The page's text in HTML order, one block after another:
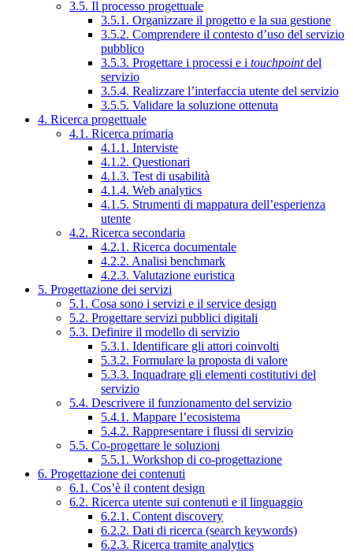
3.5. Il processo progettuale
3.5.1. Organizzare il progetto e la sua gestione
3.5.2. Comprendere il contesto d’uso del servizio
pubblico
3.5.3. Progettare i processi e i touchpointdel
servizio
3.5.4. Realizzare l’interfaccia utente del servizio
3.5.5. Validare la soluzione ottenuta
4. Ricerca progettuale
4.1. Ricerca primaria
4.1.1. Interviste
4.1.2. Questionari
4.1.3. Test di usabilità
4.1.4. Web analytics
4.1.5. Strumenti di mappatura dell’esperienza
utente
4.2. Ricerca secondaria
4.2.1. Ricerca documentale
4.2.2. Analisi benchmark
4.2.3. Valutazione euristica
5. Progettazione dei servizi
5.1. Cosa sono i servizi e il service design
5.2. Progettare servizi pubblici digitali
5.3. Definire il modello di servizio
5.3.1. Identificare gli attori coinvolti
5.3.2. Formulare la proposta di valore
5.3.3. Inquadrare gli elementi costitutivi del
servizio
5.4. Descrivere il funzionamento del servizio
5.4.1. Mappare l’ecosistema
5.4.2. Rappresentare i flussi di servizio
5.5. Co-progettare le soluzioni
5.5.1. Workshop di co-progettazione
6. Progettazione dei contenuti
6.1. Cos’è il content design
6.2. Ricerca utente sui contenuti e il linguaggio
6.2.1. Content discovery
6.2.2. Dati di ricerca (search keywords)
6.2.3. Ricerca tramite analytics